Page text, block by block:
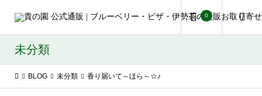
0
未分類
BLOG 未分類 香り届いて～ほら～☆♪